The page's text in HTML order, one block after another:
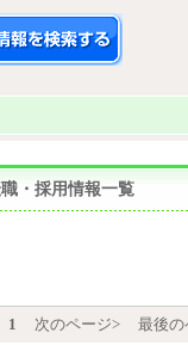
・採用情報一覧
1 次のページ> 最後の